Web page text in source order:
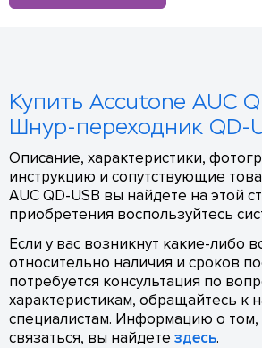
Купить Accutone AUC
Шнур-переходник QD-
Описание, характеристики,
инструкцию и сопутствующие
AUC QD-USB вы найдете на этой
приобретения воспользуйтесь
Если у вас возникнут какие-либо
относительно наличия и сроков
потребуется консультация по
характеристикам, обращайтесь к
специалистам. Информацию о том,
связаться, вы найдете здесь.